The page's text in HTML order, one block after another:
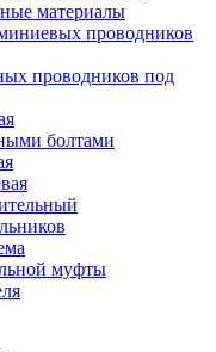
материалы
проводников
проводников под
болтами
муфты